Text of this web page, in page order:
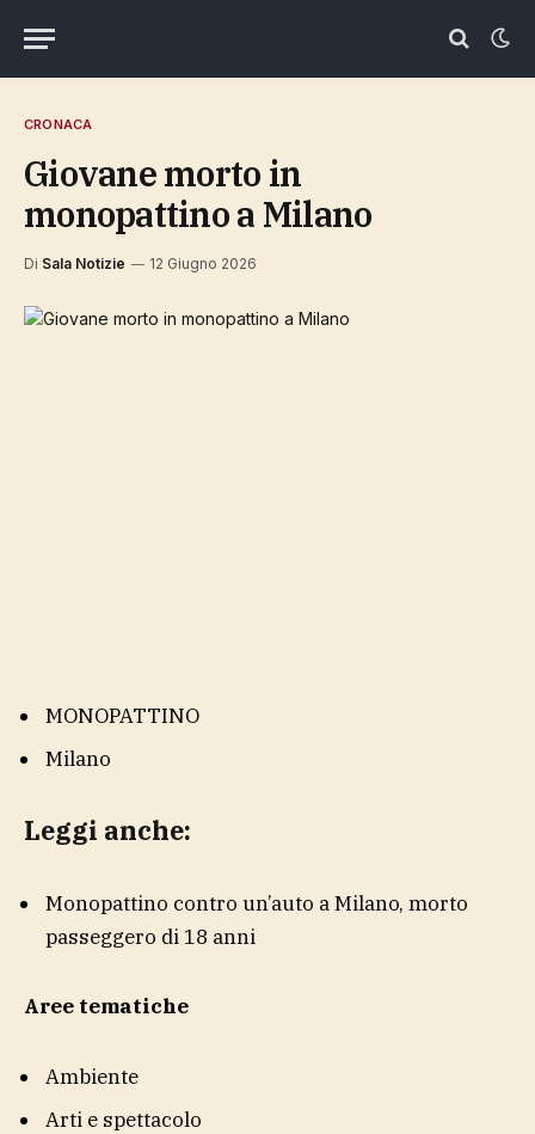
CRONACA
Giovane morto in
monopattino a Milano
Di Sala Notizie 12 Giugno 2026
MONOPATTINO
Milano
Leggi anche:
Monopattino contro un’auto a Milano, morto
passeggero di 18 anni
Aree tematiche
Ambiente
Arti e spettacolo